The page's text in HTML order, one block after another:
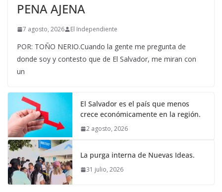
PENA AJENA
7 agosto, 2026 El Independiente
POR: TOÑO NERIO.Cuando la gente me pregunta de
donde soy y contesto que de El Salvador, me miran con
un
El Salvador es el país que menos
crece económicamente en la región.
2 agosto, 2026
La purga interna de Nuevas Ideas.
31 julio, 2026